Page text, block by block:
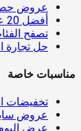
عروض
أفضل 20 عرضًا
تصفح
حل تجارة
مناسبات خاصة
تخفيضات
عروض سايبر
عرض اليوم